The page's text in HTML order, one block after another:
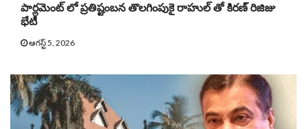
పార్లమెంట్ లో ప్రతిష్టంబన తొలగింపుకై రాహుల్ తో కిరణ్ రిజిజు
భేటీ
ఆగస్ట్ 5, 2026